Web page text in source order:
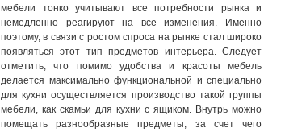
мебели тонко учитывают все потребности рынка и
немедленно реагируют на все изменения. Именно
поэтому, в связи с ростом спроса на рынке стал широко
появляться этот тип предметов интерьера. Следует
отметить, что помимо удобства и красоты мебель
делается максимально функциональной и специально
для кухни осуществляется производство такой группы
мебели, как скамьи для кухни с ящиком. Внутрь можно
помещать разнообразные предметы, за счет чего